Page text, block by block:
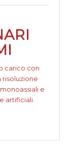
carico con
risoluzione
e
artificiali.